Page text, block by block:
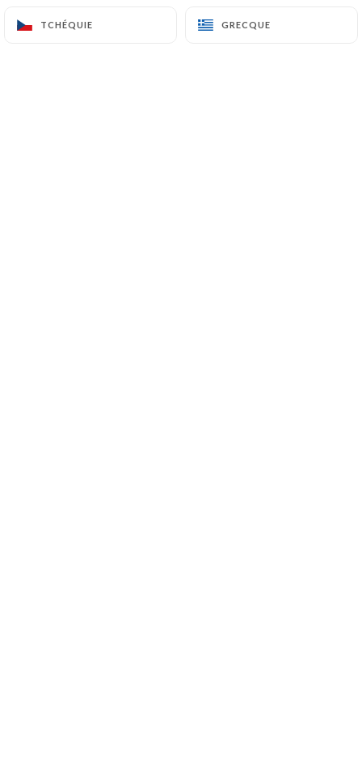
TCHÉQUIE GRECQUE
TCHÉQUIE GRECQUE